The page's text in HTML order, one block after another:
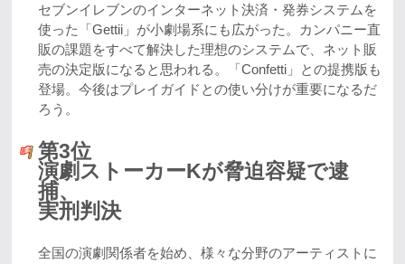
セブンイレブンのインターネット決済・発券システムを
使った「Gettii」が小劇場系にも広がった。カンパニー直
販の課題をすべて解決した理想のシステムで、ネット販
売の決定版になると思われる。「Confetti」との提携版も
登場。今後はプレイガイドとの使い分けが重要になるだ
ろう。
第3位
演劇ストーカーKが脅迫容疑で逮
捕、
実刑判決
全国の演劇関係者を始め、様々な分野のアーティストに